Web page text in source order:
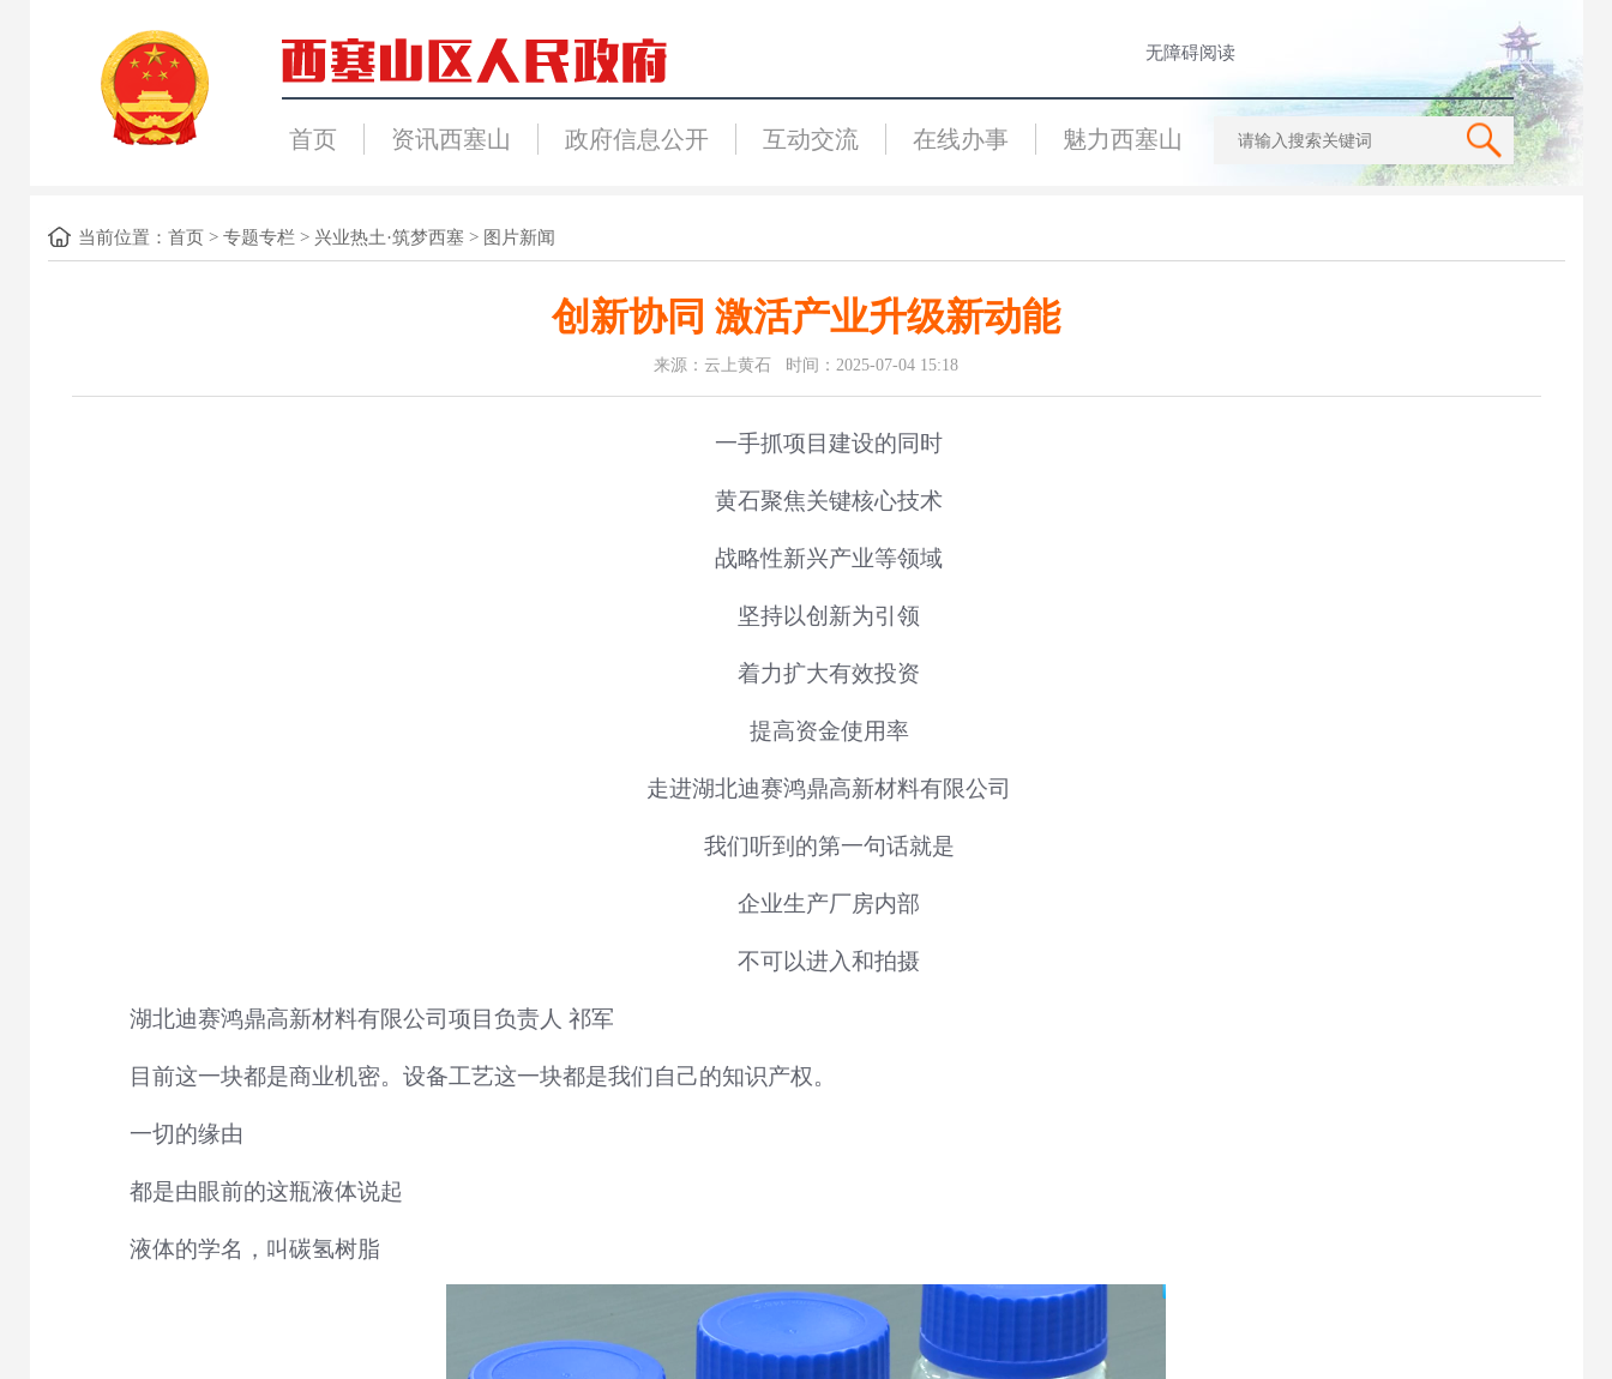
无障碍阅读
首页 资讯西塞山 政府信息公开 互动交流 在线办事 魅力西塞山
当前位置： 首页> 专题专栏 > 兴业热土·筑梦西塞 > 图片新闻
创新协同 激活产业升级新动能
来源：云上黄石 时间：2025-07-04 15:18
一手抓项目建设的同时
黄石聚焦关键核心技术
战略性新兴产业等领域
坚持以创新为引领
着力扩大有效投资
提高资金使用率
走进湖北迪赛鸿鼎高新材料有限公司
我们听到的第一句话就是
企业生产厂房内部
不可以进入和拍摄
湖北迪赛鸿鼎高新材料有限公司项目负责人 祁军
目前这一块都是商业机密。设备工艺这一块都是我们自己的知识产权。
一切的缘由
都是由眼前的这瓶液体说起
液体的学名，叫碳氢树脂